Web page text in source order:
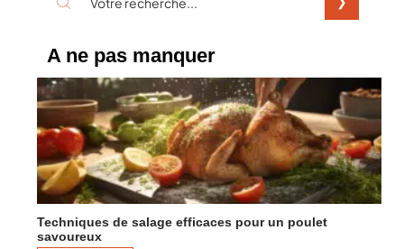
A ne pas manquer
Techniques de salage efficaces pour un poulet
savoureux